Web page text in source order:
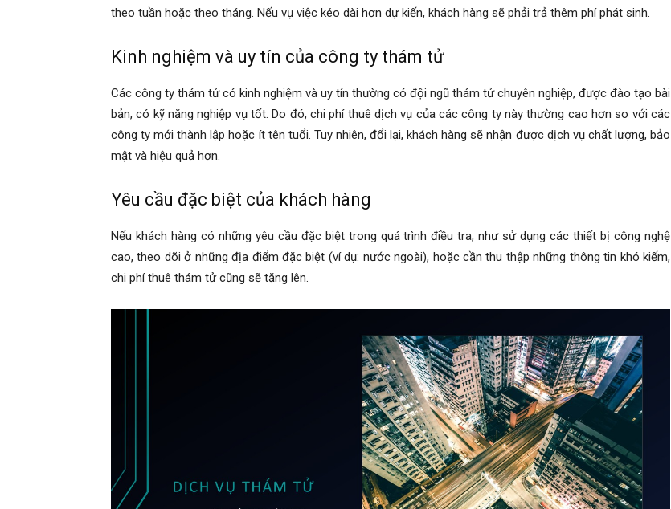
hải
phòng,
vụ
thám
theo tuần hoặc theo tháng. Nếu vụ việc kéo dài hơn dự kiến, khách hàng sẽ phải trả thêm phí phát sinh.
Kinh nghiệm và uy tín của công ty thám tử
Các công ty thám tử có kinh nghiệm và uy tín thường có đội ngũ thám tử chuyên nghiệp, được đào tạo bài
bản, có kỹ năng nghiệp vụ tốt. Do đó, chi phí thuê dịch vụ của các công ty này thường cao hơn so với các
công ty mới thành lập hoặc ít tên tuổi. Tuy nhiên, đổi lại, khách hàng sẽ nhận được dịch vụ chất lượng, bảo
mật và hiệu quả hơn.
Yêu cầu đặc biệt của khách hàng
Nếu khách hàng có những yêu cầu đặc biệt trong quá trình điều tra, như sử dụng các thiết bị công nghệ
cao, theo dõi ở những địa điểm đặc biệt (ví dụ: nước ngoài), hoặc cần thu thập những thông tin khó kiếm,
chi phí thuê thám tử cũng sẽ tăng lên.